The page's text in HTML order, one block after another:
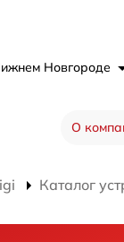
Новгороде
О
Каталог